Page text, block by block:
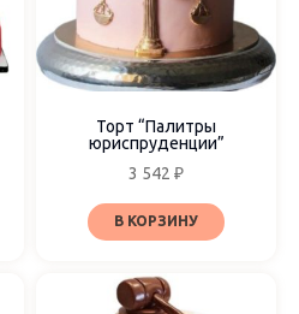
Торт “Палитры
юриспруденции”
3 542 ₽
В КОРЗИНУ